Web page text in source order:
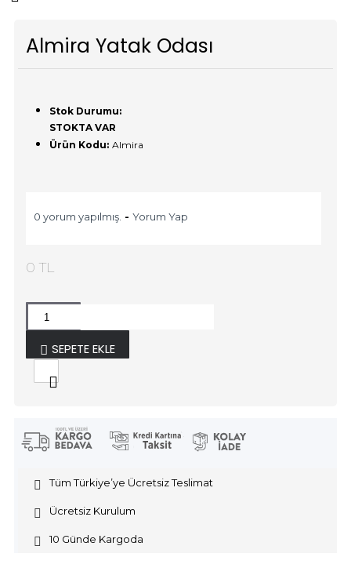
Almira Yatak Odası
Stok Durumu:
STOKTA VAR
Ürün Kodu: Almira
0 yorum yapılmış. - Yorum Yap
0 TL
SEPETE EKLE
Tüm Türkiye’ye Ücretsiz Teslimat
Ücretsiz Kurulum
10 Günde Kargoda